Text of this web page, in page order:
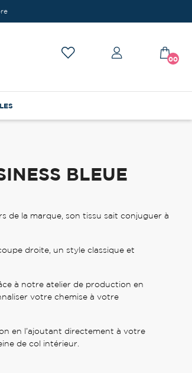
00
BLEUE
de la marque, son tissu sait conjuguer à
droite, un style classique et
à notre atelier de production en
votre chemise à votre
en l’ajoutant directement à votre
de col intérieur.